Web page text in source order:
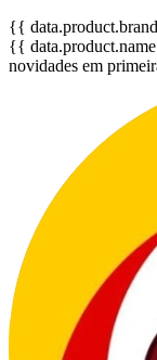
{{
{{
novidades em